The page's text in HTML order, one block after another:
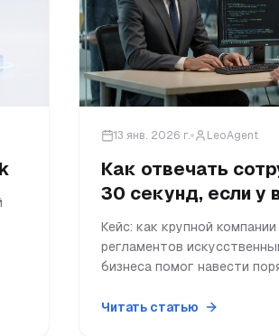
13 янв. 2026 г. LeoAgent
Как отвечать
30 секунд, если у
инструкций?
Кейс: как крупной
регламентов
бизнеса помог навести
Читать статью